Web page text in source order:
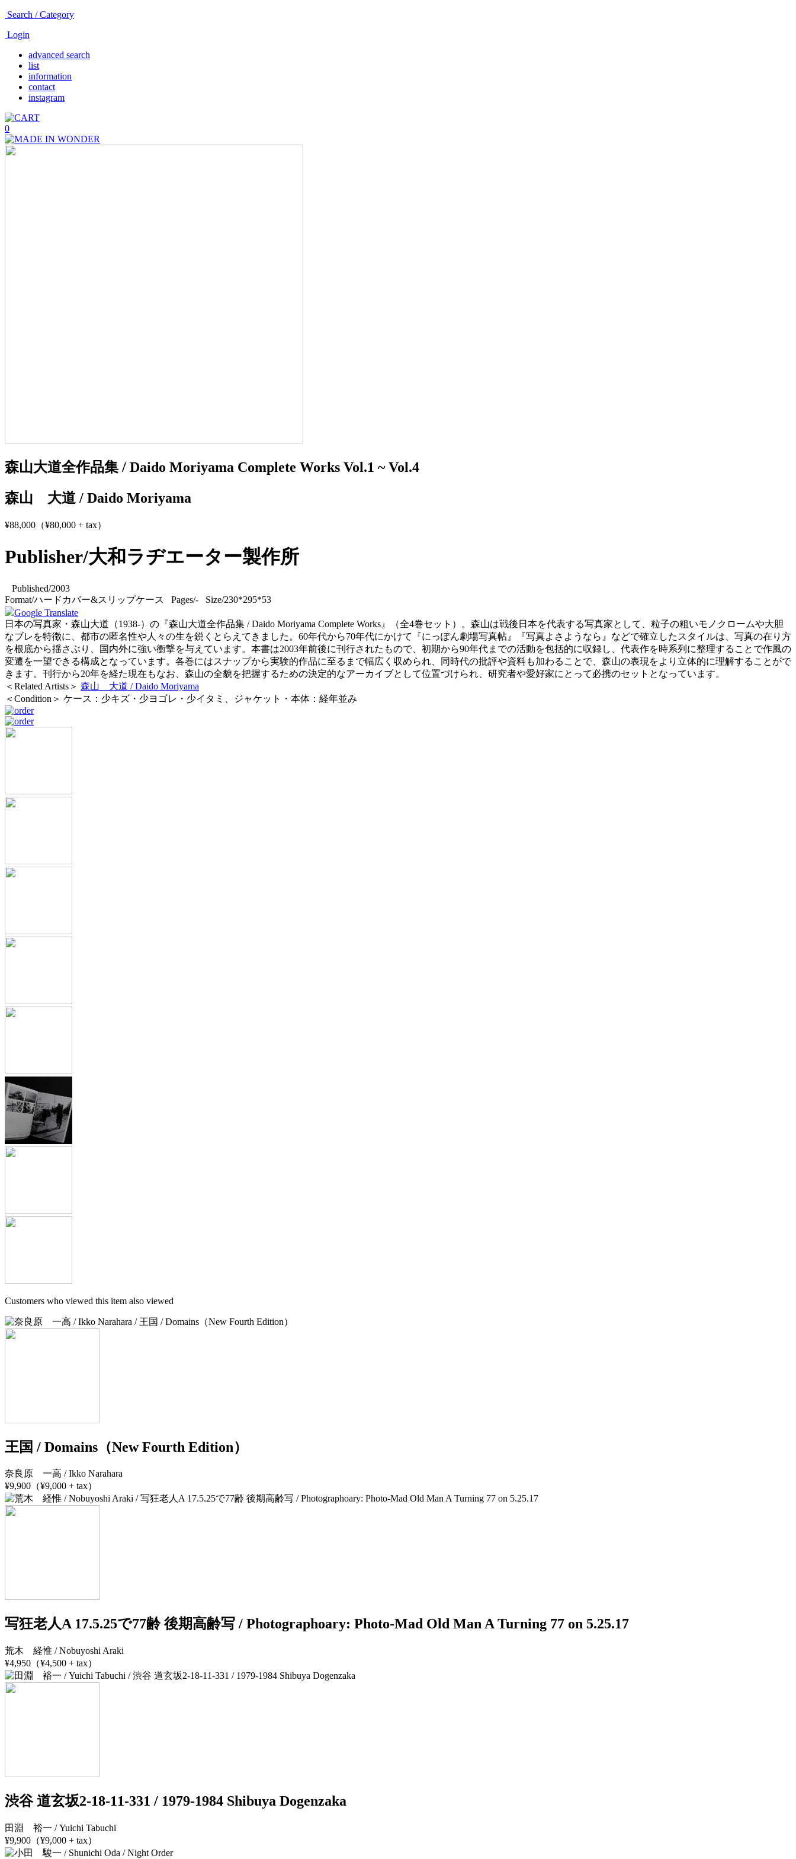
Search / Category
Login
advanced search
list
information
contact
instagram
0
森山大道全作品集 / Daido Moriyama Complete Works Vol.1 ~ Vol.4
森山 大道 / Daido Moriyama
¥88,000（¥80,000 + tax）
Publisher/大和ラヂエーター製作所
Published/2003
Format/ハードカバー&スリップケース Pages/- Size/230*295*53
Google Translate
日本の写真家・森山大道（1938-）の『森山大道全作品集 / Daido Moriyama Complete Works』（全4巻セット）。森山は戦後日本を代表する写真家として、粒子の粗いモノクロームや大胆
なブレを特徴に、都市の匿名性や人々の生を鋭くとらえてきました。60年代から70年代にかけて『にっぽん劇場写真帖』『写真よさようなら』などで確立したスタイルは、写真の在り方
を根底から揺さぶり、国内外に強い衝撃を与えています。本書は2003年前後に刊行されたもので、初期から90年代までの活動を包括的に収録し、代表作を時系列に整理することで作風の
変遷を一望できる構成となっています。各巻にはスナップから実験的作品に至るまで幅広く収められ、同時代の批評や資料も加わることで、森山の表現をより立体的に理解することがで
きます。刊行から20年を経た現在もなお、森山の全貌を把握するための決定的なアーカイブとして位置づけられ、研究者や愛好家にとって必携のセットとなっています。
＜Related Artists＞ 森山 大道 / Daido Moriyama
＜Condition＞ ケース：少キズ・少ヨゴレ・少イタミ、ジャケット・本体：経年並み
Customers who viewed this item also viewed
王国 / Domains（New Fourth Edition）
奈良原 一高 / Ikko Narahara
¥9,900（¥9,000 + tax）
写狂老人A 17.5.25で77齢 後期高齢写 / Photographoary: Photo-Mad Old Man A Turning 77 on 5.25.17
荒木 経惟 / Nobuyoshi Araki
¥4,950（¥4,500 + tax）
渋谷 道玄坂2-18-11-331 / 1979-1984 Shibuya Dogenzaka
田淵 裕一 / Yuichi Tabuchi
¥9,900（¥9,000 + tax）